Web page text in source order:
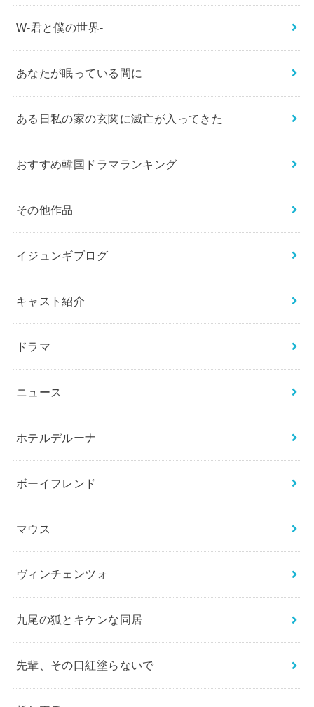
W-君と僕の世界-
あなたが眠っている間に
ある日私の家の玄関に滅亡が入ってきた
おすすめ韓国ドラマランキング
その他作品
イジュンギブログ
キャスト紹介
ドラマ
ニュース
ホテルデルーナ
ボーイフレンド
マウス
ヴィンチェンツォ
九尾の狐とキケンな同居
先輩、その口紅塗らないで